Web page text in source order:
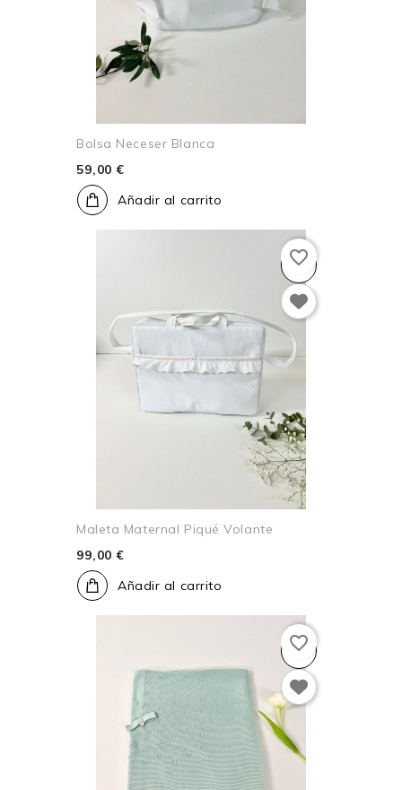
Bolsa Neceser Blanca
59,00 €
Añadir al carrito
Maleta Maternal Piqué Volante
99,00 €
Añadir al carrito
favorite_border
favorite_border